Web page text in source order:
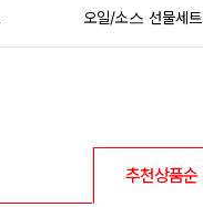
오일/소스 선물세트
추천상품순